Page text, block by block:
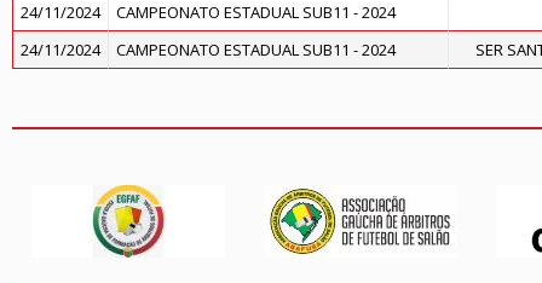
24/11/2024
CAMPEONATO ESTADUAL SUB11 - 2024
24/11/2024
CAMPEONATO ESTADUAL SUB11 - 2024 SER